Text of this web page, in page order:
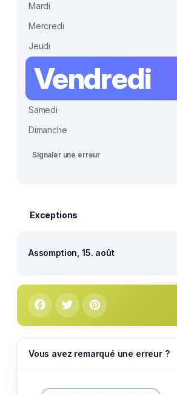
Mardi
Mercredi
Jeudi
Vendredi
Samedi
Dimanche
Signaler une erreur
Exceptions
Assomption, 15. août
Vous avez remarqué une erreur ?